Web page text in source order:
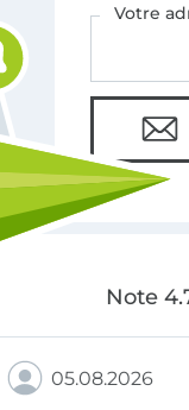
Votre
Note
05.08.2026